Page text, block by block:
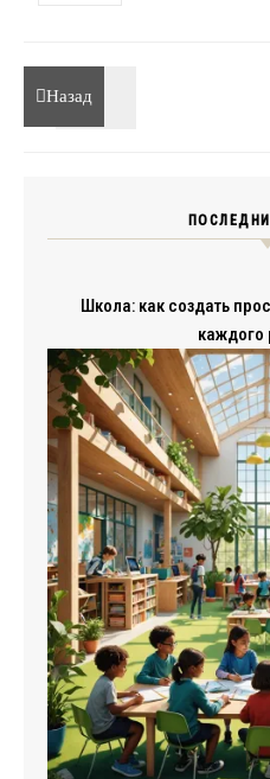
Назад
Школа: как создать
каждого